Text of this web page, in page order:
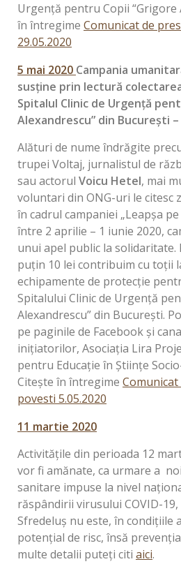
Urgență pentru Copii “Grigore
în întregime Comunicat de
29.05.2020
5 mai 2020 Campania
susţine prin lectură
Spitalul Clinic de Urgență
Alexandrescu” din București
Alături de nume îndrăgite
trupei Voltaj, jurnalistul de
sau actorul Voicu Hetel, mai
voluntari din ONG-uri le citesc
în cadrul campaniei „Leapșa
între 2 aprilie – 1 iunie 2020,
unui apel public la solidaritate.
puţin 10 lei contribuim cu toții
echipamente de protecție
Spitalului Clinic de Urgență
Alexandrescu” din București.
pe paginile de Facebook și
inițiatorilor, Asociația Lira
pentru Educație în Științe
Citește în întregime
povesti 5.05.2020
11 martie 2020
Activitățile din perioada 12
vor fi amănate, ca urmare a
sanitare impuse la nivel
răspândirii virusului COVID-
Sfredeluș nu este, în condițiile
potențial de risc, însă
multe detalii puteți citi aici.